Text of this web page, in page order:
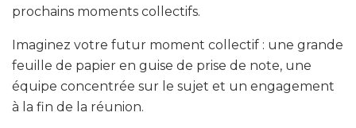
prochains moments collectifs.
Imaginez votre futur moment collectif : une grande
feuille de papier en guise de prise de note, une
équipe concentrée sur le sujet et un engagement
à la fin de la réunion.